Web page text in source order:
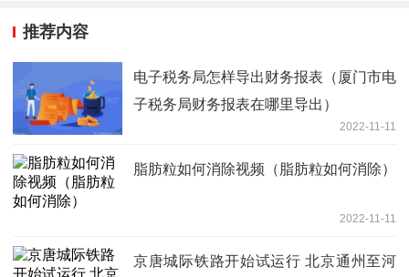
推荐内容
电子税务局怎样导出财务报表（厦门市电
子税务局财务报表在哪里导出）
2022-11-11
脂肪粒如何消除视频（脂肪粒如何消除）
2022-11-11
京唐城际铁路开始试运行 北京通州至河